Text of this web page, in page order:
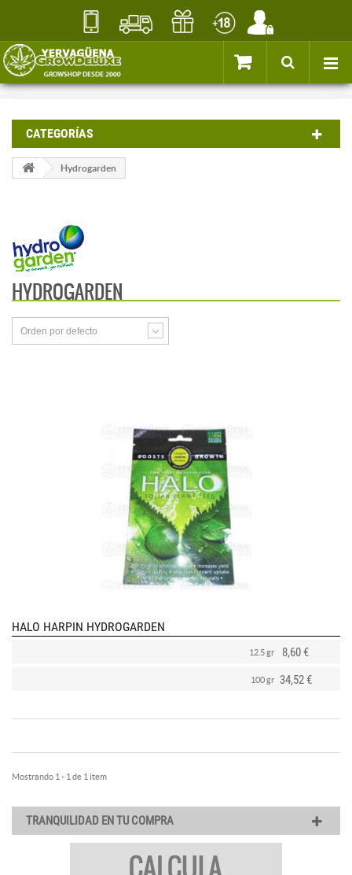
CATEGORÍAS
Hydrogarden
HYDROGARDEN
Orden por defecto
HALO HARPIN HYDROGARDEN
12.5 gr 8,60 €
100 gr 34,52 €
Mostrando 1 - 1 de 1 item
TRANQUILIDAD EN TU COMPRA